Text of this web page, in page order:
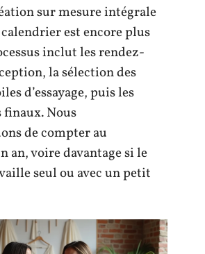
sur mesure intégrale
est encore plus
inclut les rendez-
la sélection des
d’essayage, puis les
finaux. Nous
de compter au
an, voire davantage si le
seul ou avec un petit